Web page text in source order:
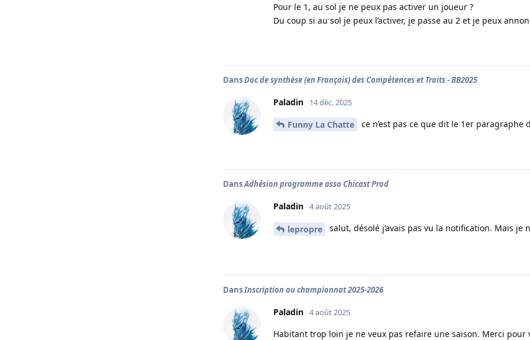
Pour le 1, au sol je ne peux pas activer un joueur ?
Du coup si au sol je peux l’activer, je passe au 2 et je peux
DansDoc de synthèse (en Français) des Compétences et Traits - BB2025
Paladin 14 déc. 2025
Funny La Chatte ce n’est pas ce que dit le 1er paragraphe
DansAdhésion programme asso Chicast Prod
Paladin 4 août 2025
lepropre salut, désolé j’avais pas vu la notification. Mais je
DansInscription au championnat 2025-2026
Paladin 4 août 2025
Habitant trop loin je ne veux pas refaire une saison. Merci pour